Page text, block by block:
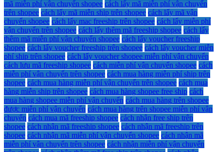
mã miễn phí vận chuyển shopee cách lấy mã miễn phí vận chuyển
trên shopee cách lấy mã miễn ship trên shopee cách lấy mã vận
chuyển shopee cách lấy mac freeship trên shopee cách lấy miễn phí
vận chuyển trên shopee cách lấy thêm mã freeship shopee cách lấy
thêm mã miễn phí vận chuyển shopee cách lấy voucher freeship
shopee cách lấy voucher freeship trên shopee cách lấy voucher miễn
phí ship trên shopee cách lấy voucher shopee miễn phí vận chuyển
cách lưu mã freeship shopee cách miễn phí vận chuyển shopee cách
miễn phí vận chuyển trên shopee cách mua hàng miễn phí ship trên
shopee cách mua hàng miễn phí vận chuyển trên shopee cách mua
hàng miễn ship trên shopee cách mua hàng shopee free ship cách
mua hàng shopee miễn phí vận chuyển cách mua hàng trên shopee
được miễn phí vận chuyển cách mua hàng trên shopee miễn phí vận
chuyển cách mua mã freeship shopee cách nhận free ship trên
shopee cách nhận mã freeship shopee cách nhận mã freeship trên
shopee cách nhận mã miễn phí vận chuyển shopee cách nhận mã
miễn phí vận chuyển trên shopee cách nhận miễn phí vận chuyển